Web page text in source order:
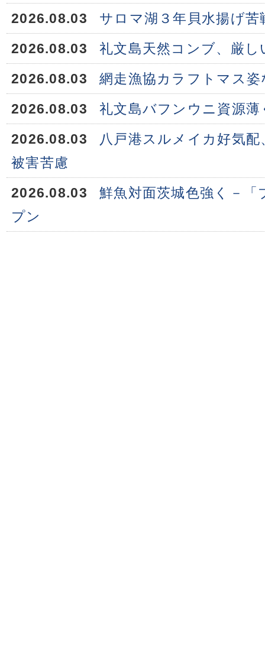
2026.08.03
サロマ湖３年貝水揚げ苦
2026.08.03
礼文島天然コンブ、厳し
2026.08.03
網走漁協カラフトマス
2026.08.03
礼文島バフンウニ資源薄
2026.08.03
八戸港スルメイカ好気
被害苦慮
2026.08.03
鮮魚対面茨城色強く－
プン